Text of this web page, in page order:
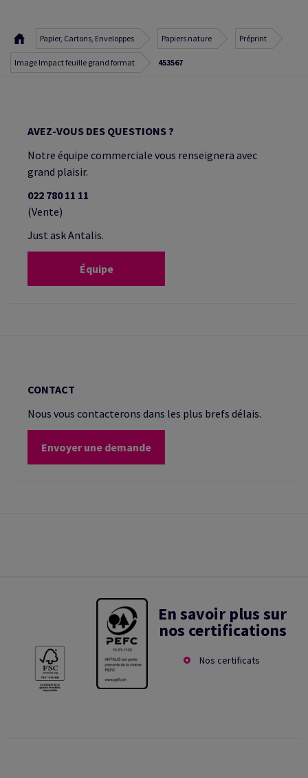
Papier, Cartons, Enveloppes Papiers nature Préprint
Image Impact feuille grand format 453567
AVEZ-VOUS DES QUESTIONS ?
Notre équipe commerciale vous renseignera avec
grand plaisir.
022 780 11 11
(Vente)
Just ask Antalis.
Équipe
CONTACT
Nous vous contacterons dans les plus brefs délais.
Envoyer une demande
En savoir plus sur
nos certifications
Nos certificats